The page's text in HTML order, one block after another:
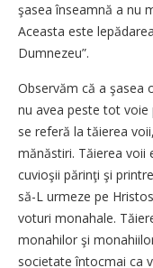
şasea înseamnă a nu
Aceasta este
Dumnezeu”.
Observăm că a şasea
nu avea peste tot voie
se referă la tăierea
mănăstiri. Tăierea voii
cuvioşii părinţi şi
să-L urmeze pe
voturi monahale.
monahilor şi
societate întocmai ca